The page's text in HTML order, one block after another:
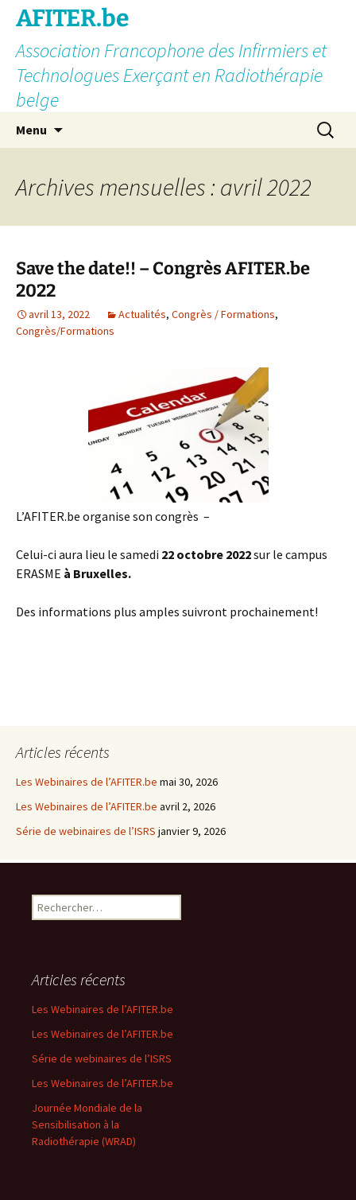
AFITER.be
Association Francophone des Infirmiers et
Technologues Exerçant en Radiothérapie
belge
Menu
Archives mensuelles : avril 2022
Save the date!! – Congrès AFITER.be
2022
avril 13, 2022 Actualités, Congrès / Formations,
Congrès/Formations
L’AFITER.be organise son congrès –
Celui-ci aura lieu le samedi 22 octobre 2022sur le campus
ERASME à Bruxelles.
Des informations plus amples suivront prochainement!
Articles récents
Les Webinaires de l’AFITER.be mai 30, 2026
Les Webinaires de l’AFITER.be avril 2, 2026
Série de webinaires de l’ISRS janvier 9, 2026
R
e
r
c
e
r
:
Articles récents
Les Webinaires de l’AFITER.be
Les Webinaires de l’AFITER.be
Série de webinaires de l’ISRS
Les Webinaires de l’AFITER.be
Journée Mondiale de la
Sensibilisation à la
Radiothérapie (WRAD)